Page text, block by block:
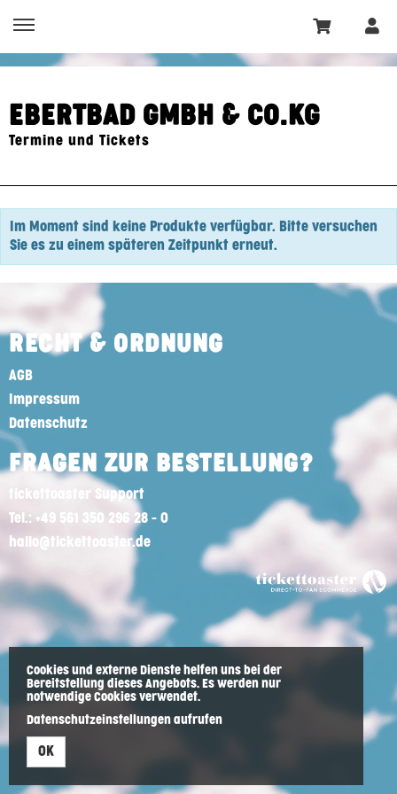
EBERTBAD GMBH & CO.KG
Termine und Tickets
Im Moment sind keine Produkte verfügbar. Bitte versuchen
Sie es zu einem späteren Zeitpunkt erneut.
RECHT & ORDNUNG
AGB
Impressum
Datenschutz
FRAGEN ZUR BESTELLUNG?
tickettoaster Support
Tel.: +49 561 350 296 28 - 0
hallo@tickettoaster.de
Cookies und externe Dienste helfen uns bei der
Bereitstellung dieses Angebots. Es werden nur
notwendige Cookies verwendet.
Datenschutzeinstellungen aufrufen
OK